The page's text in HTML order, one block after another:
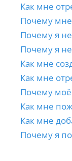
Как мне
Почему
Почему я
Почему я
Как мне
Как мне
Почему моё
Как мне
Как мне
Почему я